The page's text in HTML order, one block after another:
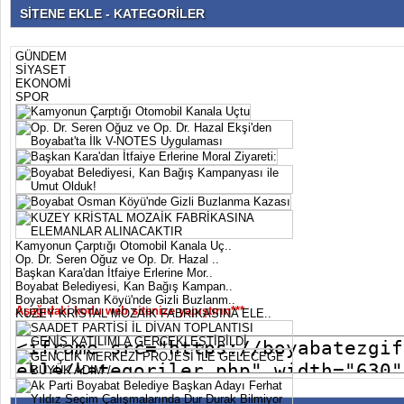
SİTENE EKLE - KATEGORİLER
GÜNDEM
SİYASET
EKONOMİ
SPOR
Kamyonun Çarptığı Otomobil Kanala Uç..
Op. Dr. Seren Oğuz ve Op. Dr. Hazal ..
Başkan Kara'dan İtfaiye Erlerine Mor..
Boyabat Belediyesi, Kan Bağış Kampan..
Boyabat Osman Köyü'nde Gizli Buzlanm..
KUZEY KRİSTAL MOZAİK FABRİKASINA ELE..
Aşağıdaki kodu web sitenize yapıştırın***